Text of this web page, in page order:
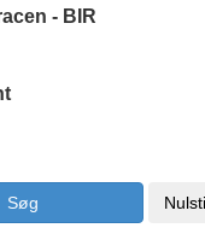
- BIR